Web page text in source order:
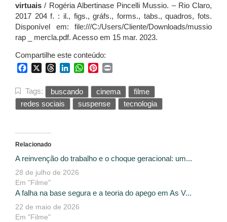
virtuais/ Rogéria Albertinase Pincelli Mussio. – Rio Claro,
2017 204 f. : il., figs., gráfs., forms., tabs., quadros, fots.
Disponível em: file:///C:/Users/Cliente/Downloads/mussio
rap _ mercla.pdf. Acesso em 15 mar. 2023.
Compartilhe este conteúdo:
FacebookThreadsLinkedInWhatsApp
Pinterest
Tags: buscando cinema
filme
redes sociais
suspense tecnologia
Relacionado
A reinvenção do trabalho e o choque geracional: um...
28 de julho de 2026
Em "Filme"
A falha na base segura e a teoria do apego em As V...
22 de maio de 2026
Em "Filme"